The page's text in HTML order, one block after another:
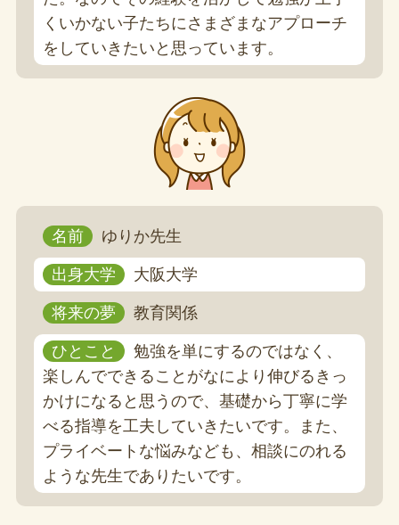
くいかない子たちにさまざまなアプローチ
をしていきたいと思っています。
名前 ゆりか先生
出身大学 大阪大学
将来の夢 教育関係
ひとこと
勉強を単にするのではなく、
楽しんでできることがなにより伸びるきっ
かけになると思うので、基礎から丁寧に学
べる指導を工夫していきたいです。また、
プライベートな悩みなども、相談にのれる
ような先生でありたいです。